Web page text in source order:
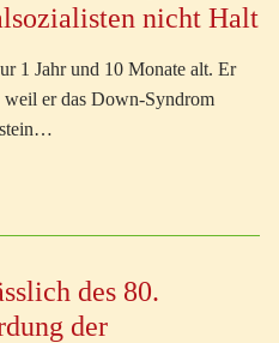
nicht Halt
1 Jahr und 10 Monate alt. Er
er das Down-Syndrom
des 80.
der